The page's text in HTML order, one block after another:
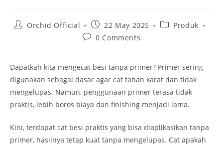
PostOrchid Official
Post
published:
22 May 2025
PostProduk
Post0 Comments
Dapatkah kita mengecat besi tanpa primer? Primer sering
digunakan sebagai dasar agar cat tahan karat dan tidak
mengelupas. Namun, penggunaan primer terasa tidak
praktis, lebih boros biaya dan finishing menjadi lama.
Kini, terdapat cat besi praktis yang bisa diaplikasikan tanpa
primer, hasilnya tetap kuat tanpa mengelupas. Cat apakah